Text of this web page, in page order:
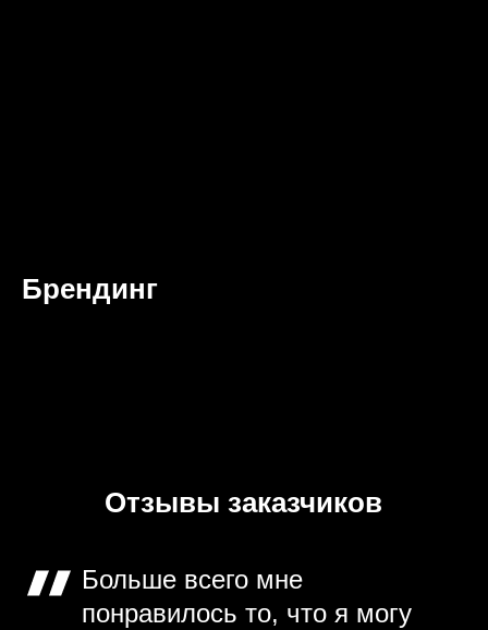
Брендинг
Отзывы заказчиков
Больше всего мне
понравилось то, что я могу